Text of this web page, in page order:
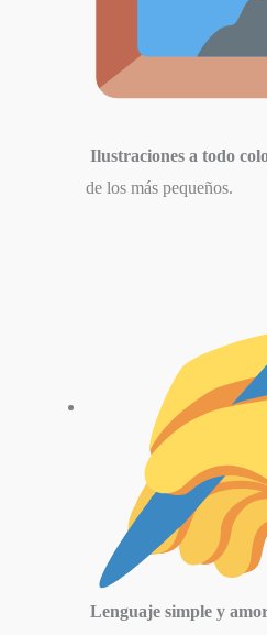
Ilustraciones a todo
de los más pequeños.
Lenguaje simple y